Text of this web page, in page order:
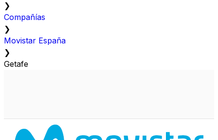
❯
Compañías
❯
Movistar España
❯
Getafe